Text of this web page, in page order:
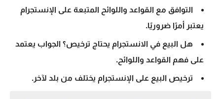
التوافق مع القواعد واللوائح المتبعة على الإنستجرام
يعتبر أمرًا ضروريًا.
هل البيع في الانستجرام يحتاج ترخيص؟ الجواب يعتمد
على فهم القواعد واللوائح.
ترخيص البيع على الإنستجرام يختلف من بلد لآخر.